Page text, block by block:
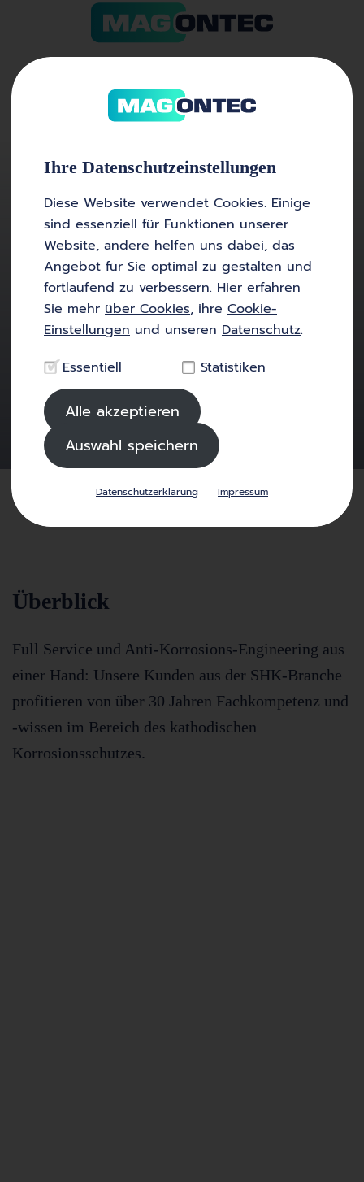
OEM-Services
Wir sind verlässlicher Partner der
Hausgeräteindustrie auf mehreren
Kontinenten. Mit unserem Anti-Korrosions-
Engineering bieten wir Ihnen innovative
internationalen Roll-Out Ihrer Produkte.
Leistungen entdecken
Überblick
Full Service und Anti-Korrosions-Engineering aus
einer Hand: Unsere Kunden aus der SHK-Branche
profitieren von über 30 Jahren Fachkompetenz und
-wissen im Bereich des kathodischen
Korrosionsschutzes.
Ihre Datenschutz­einstellungen
Diese Website verwendet Cookies. Einige
sind essenziell für Funktionen unserer
Website, andere helfen uns dabei, das
Angebot für Sie optimal zu gestalten und
fortlaufend zu verbessern. Hier erfahren
Sie mehr über Cookies, ihre Cookie-
Einstellungen und unseren Datenschutz.
Essentiell
Statistiken
Alle akzeptieren
Auswahl speichern
Datenschutzerklärung Impressum